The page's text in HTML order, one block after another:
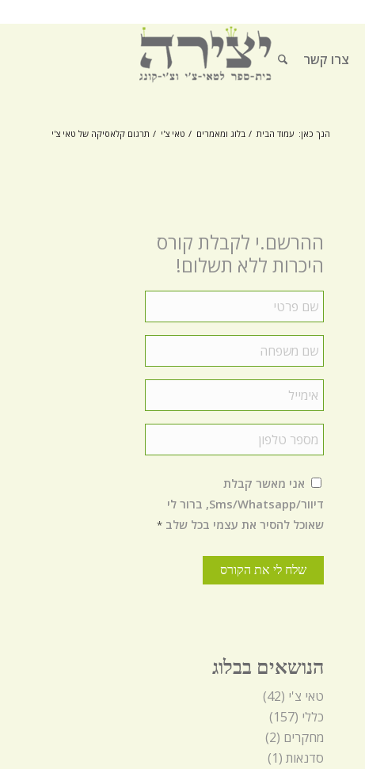
צרו קשר
הנך כאן: עמוד הבית / בלוג ומאמרים / טאי צ'י / תרגום קלאסיקה של טאי צ'י
ההרשם.י לקבלת קורס
היכרות ללא תשלום!
פרטי
*
משפחה *
הסכמהאני מאשר קבלת
דיוור/Sms/Whatsapp, ברור לי
שאוכל להסיר את עצמי בכל שלב *
הנושאים בבלוג
טאי צ'י (42)
כללי (157)
מחקרים (2)
סדנאות (1)